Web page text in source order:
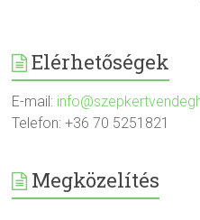
Elérhetőségek
E-mail:
Telefon: +36 70 5251821
Megközelítés